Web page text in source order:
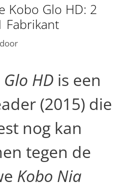
Kobo Glo HD: 2
Fabrikant
door
HDis een
(2015) die
nog kan
tegen de
Kobo Nia